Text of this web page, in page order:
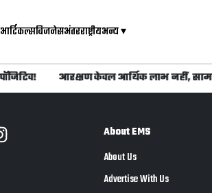
आर्टिकल्सबिजनेसअंतरराष्ट्रीयअन्य▾
आरक्षण केवल आर्थिक लाभ नहीं,
About EMS
About Us
Advertise With Us